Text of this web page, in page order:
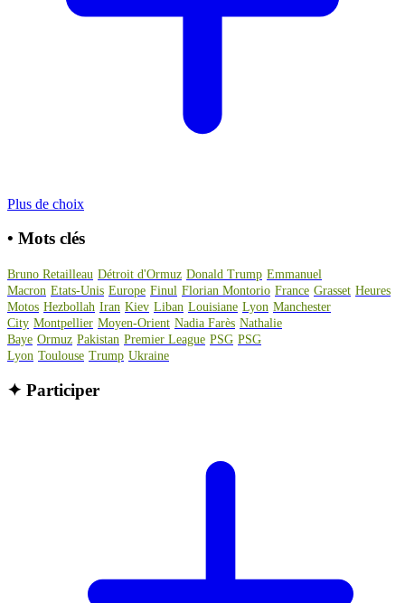
Plus de choix
• Mots clés
Bruno Retailleau Détroit d'Ormuz Donald Trump Emmanuel
Macron Etats-Unis Europe Finul Florian Montorio France Grasset Heures
Motos Hezbollah Iran Kiev Liban Louisiane Lyon Manchester
City Montpellier Moyen-Orient Nadia Farès Nathalie
Baye Ormuz Pakistan Premier League PSG PSG
Lyon Toulouse Trump Ukraine
✦ Participer